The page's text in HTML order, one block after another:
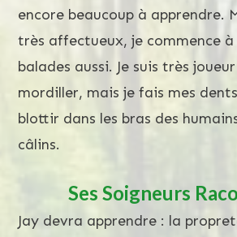
encore beaucoup à apprendre.
très affectueux, je commence à
balades aussi. Je suis très
mordiller, mais je fais mes dents
blottir dans les bras des
câlins.
Ses Soigneurs
Jay devra apprendre : la